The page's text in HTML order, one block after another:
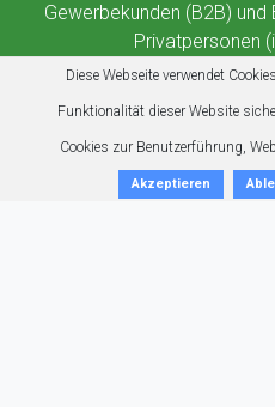
Gewerbekunden (B2B)
Privatpersonen
Diese Webseite verwendet
Funktionalität dieser Website
Cookies zur Benutzerführung,
Akzeptieren